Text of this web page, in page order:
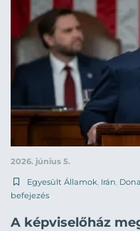
2026. június 5.
Egyesült Államok Irán
befejezés
A képviselőház